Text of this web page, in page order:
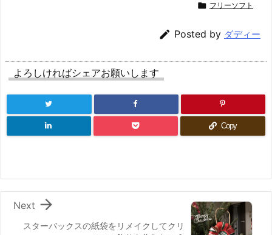
 フリーソフト
 Posted by ダディー
よろしければシェアお願いします
Copy
スターバックスの紙袋をリメイクしてクリ

Next